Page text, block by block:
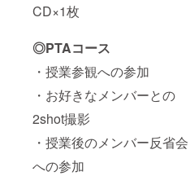
CD×1枚
◎PTAコース
・授業参観への参加
・お好きなメンバーとの
2shot撮影
・授業後のメンバー反省会
への参加